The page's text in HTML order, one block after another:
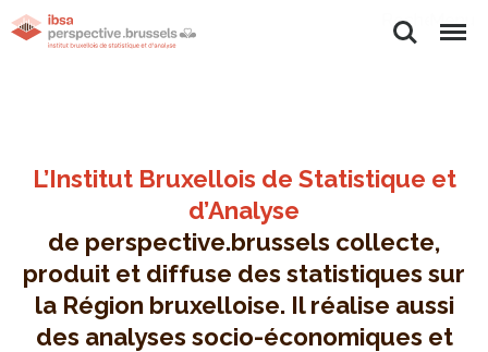
Rechercher
Menu
L’Institut Bruxellois de Statistique et
d’Analyse
de perspective.brussels collecte,
produit et diffuse des statistiques sur
la Région bruxelloise. Il réalise aussi
des analyses socio-économiques et